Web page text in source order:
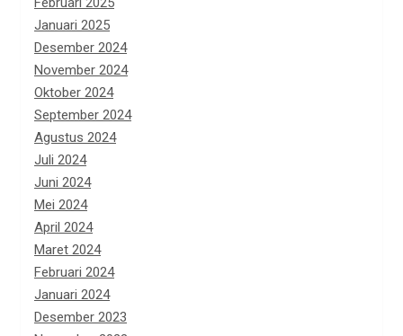
Januari 2025
Desember 2024
November 2024
Oktober 2024
September 2024
Agustus 2024
Juli 2024
Juni 2024
Mei 2024
April 2024
Maret 2024
Februari 2024
Januari 2024
Desember 2023